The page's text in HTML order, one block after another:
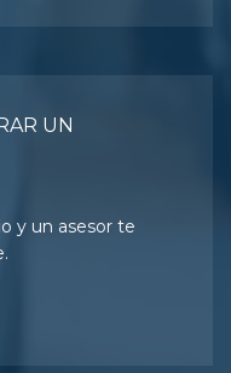
UN
y un asesor te